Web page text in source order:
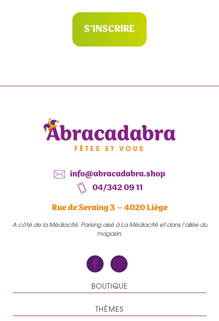
S'INSCRIRE
info@abracadabra.shop
04/342 09 11
Rue de Seraing 3 – 4020 Liège
A côté de la Médiacité. Parking aisé à La Médiacité et dans l’allée du
magasin.
BOUTIQUE
THÈMES